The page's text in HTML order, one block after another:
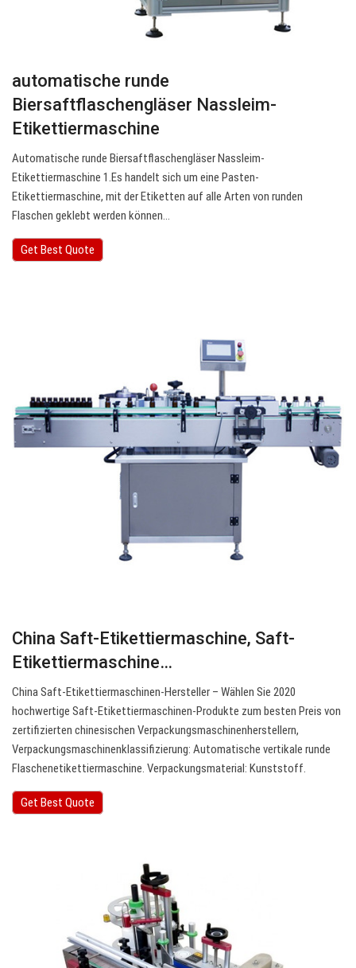
automatische runde
Biersaftflaschengläser Nassleim-
Etikettiermaschine
Automatische runde Biersaftflaschengläser Nassleim-
Etikettiermaschine 1.Es handelt sich um eine Pasten-
Etikettiermaschine, mit der Etiketten auf alle Arten von runden
Flaschen geklebt werden können…
Get Best Quote
China Saft-Etikettiermaschine, Saft-
Etikettiermaschine…
China Saft-Etikettiermaschinen-Hersteller – Wählen Sie 2020
hochwertige Saft-Etikettiermaschinen-Produkte zum besten Preis von
zertifizierten chinesischen Verpackungsmaschinenherstellern,
Verpackungsmaschinenklassifizierung: Automatische vertikale runde
Flaschenetikettiermaschine. Verpackungsmaterial: Kunststoff.
Get Best Quote